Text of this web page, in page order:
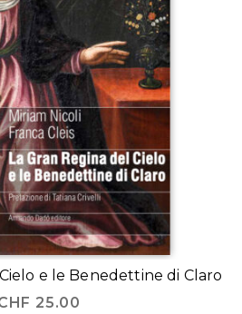
e le Benedettine di Claro
25.00